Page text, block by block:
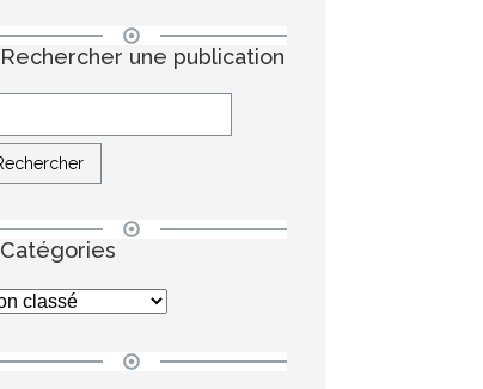
Rechercher une publication
Catégories